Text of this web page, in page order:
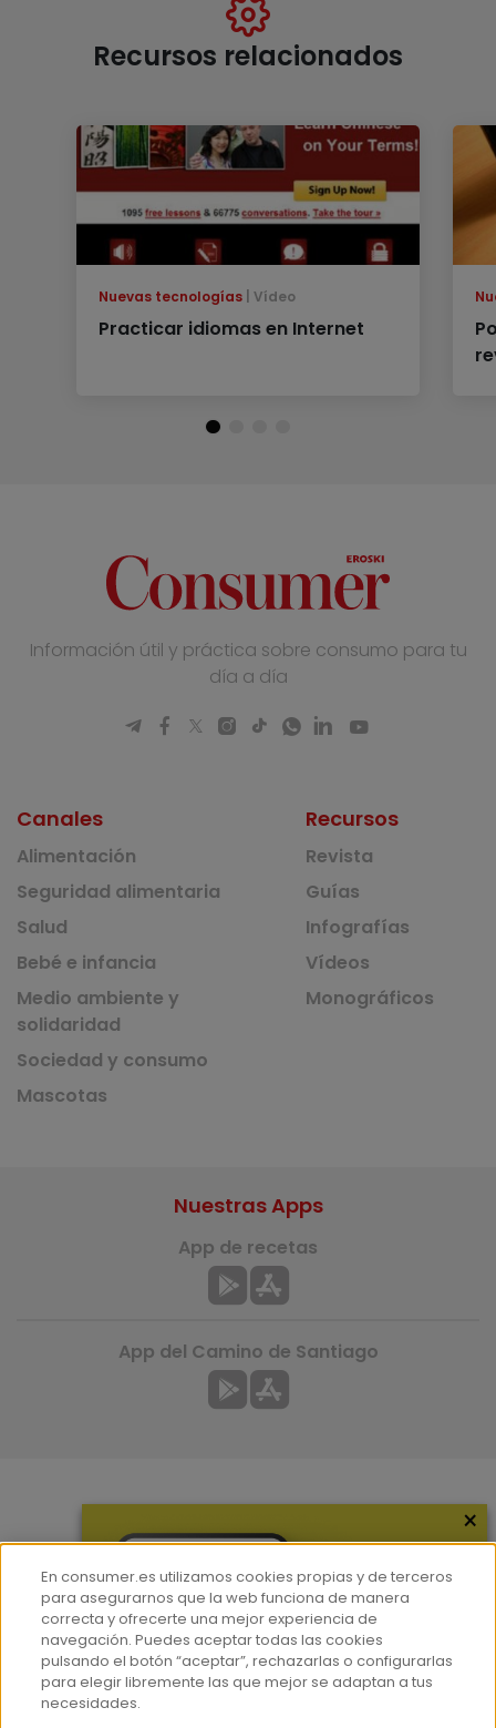
Recursos relacionados
Nuevas tecnologías Vídeo
Practicar idiomas en Internet
Información útil y práctica sobre consumo para tu
día a día
Canales
Alimentación
Seguridad alimentaria
Salud
Bebé e infancia
Medio ambiente y
solidaridad
Sociedad y consumo
Mascotas
Recursos
Revista
Guías
Infografías
Vídeos
Monográficos
Hemeroteca
Contacto
Prensa
Corpus Lingüístico Consumer
Nuestras Apps
App de recetas
App del Camino de Santiago
×
En consumer.es utilizamos cookies propias y de terceros
para asegurarnos que la web funciona de manera
correcta y ofrecerte una mejor experiencia de
navegación. Puedes aceptar todas las cookies
pulsando el botón “aceptar”, rechazarlas o configurarlas
para elegir libremente las que mejor se adaptan a tus
necesidades.